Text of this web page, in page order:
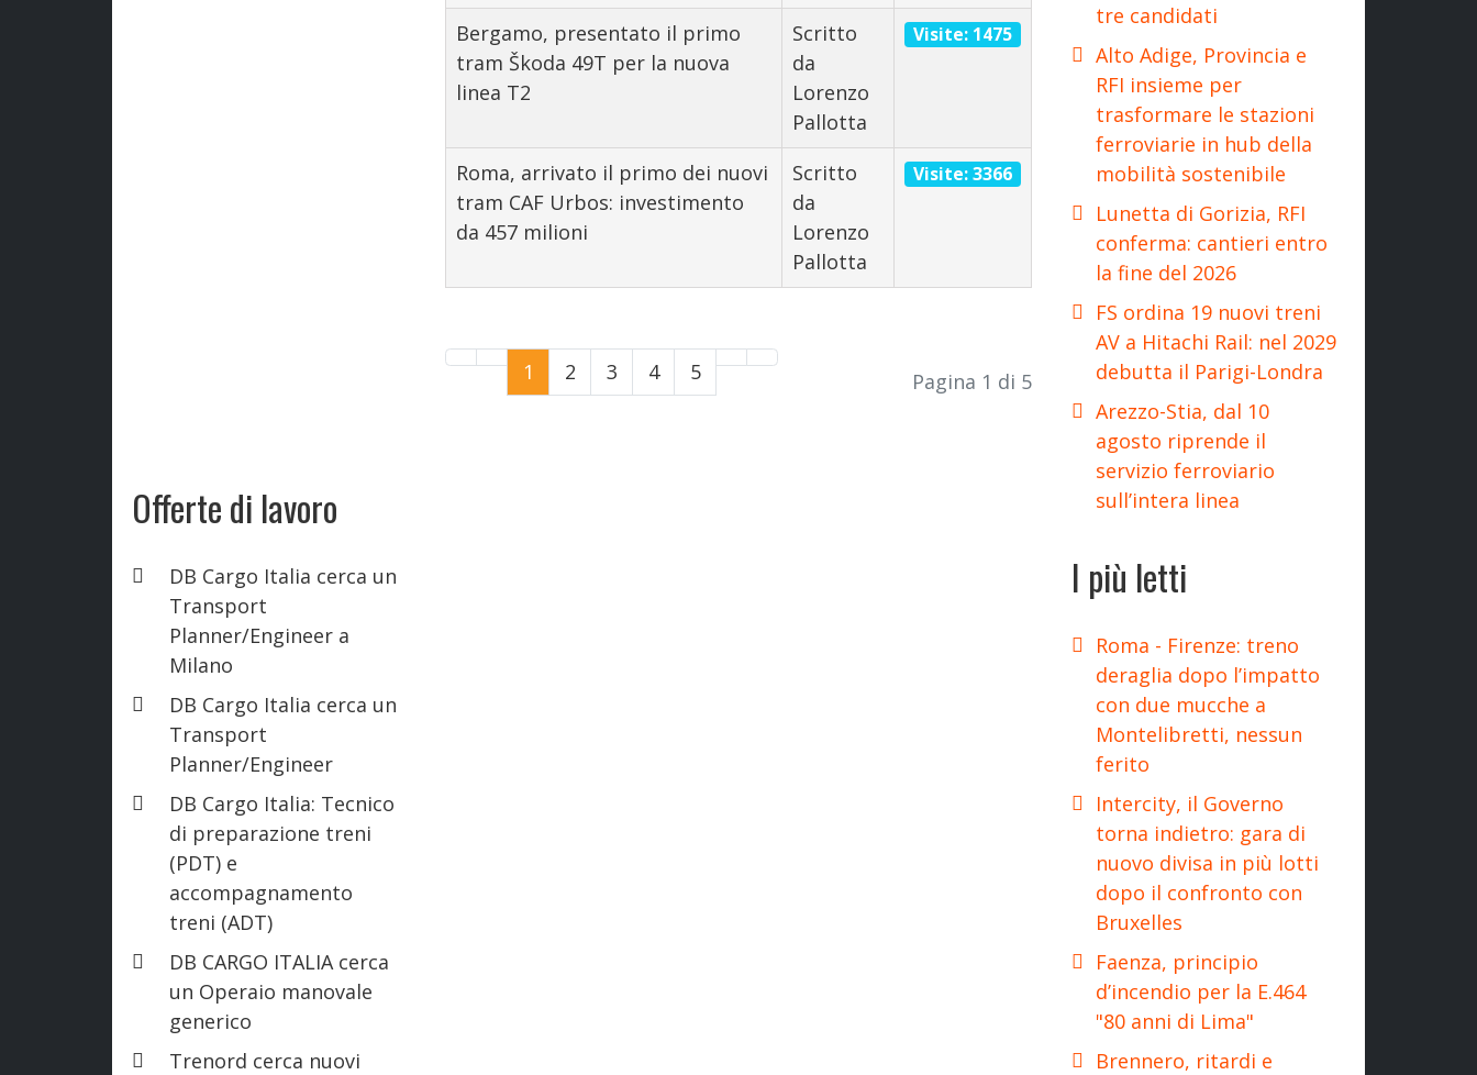
Offerte di lavoro
DB Cargo Italia cerca un
Transport
Planner/Engineer a
Milano
DB Cargo Italia cerca un
Transport
Planner/Engineer
DB Cargo Italia: Tecnico
di preparazione treni
(PDT) e
accompagnamento
treni (ADT)
DB CARGO ITALIA cerca
un Operaio manovale
generico
Trenord cerca nuovi
Bergamo, presentato il primo
tram Škoda 49T per la nuova
linea T2
Scritto
da
Lorenzo
Pallotta
Visite: 1475
Roma, arrivato il primo dei nuovi
tram CAF Urbos: investimento
da 457 milioni
Scritto
da
Lorenzo
Pallotta
Visite: 3366
1 2 3 4 5 Pagina 1 di 5
tre candidati
Alto Adige, Provincia e
RFI insieme per
trasformare le stazioni
ferroviarie in hub della
mobilità sostenibile
Lunetta di Gorizia, RFI
conferma: cantieri entro
la fine del 2026
FS ordina 19 nuovi treni
AV a Hitachi Rail: nel 2029
debutta il Parigi-Londra
Arezzo-Stia, dal 10
agosto riprende il
servizio ferroviario
sull’intera linea
I più letti
Roma - Firenze: treno
deraglia dopo l’impatto
con due mucche a
Montelibretti, nessun
ferito
Intercity, il Governo
torna indietro: gara di
nuovo divisa in più lotti
dopo il confronto con
Bruxelles
Faenza, principio
d’incendio per la E.464
"80 anni di Lima"
Brennero, ritardi e